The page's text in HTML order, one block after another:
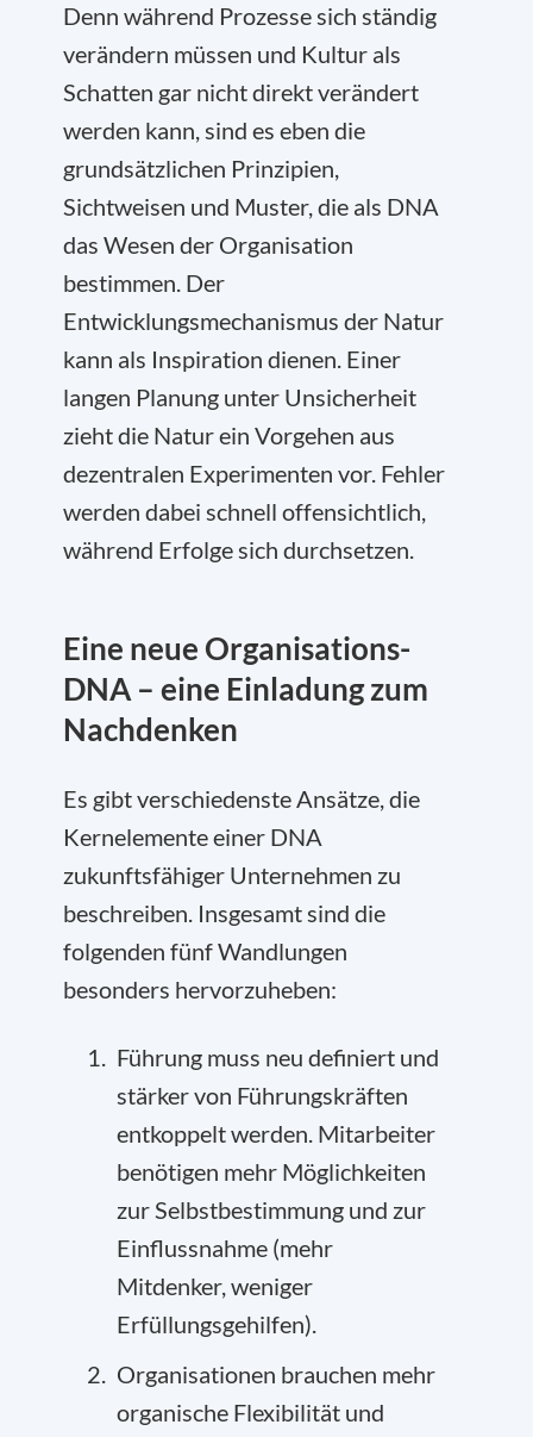
Denn während Prozesse sich ständig
verändern müssen und Kultur als
Schatten gar nicht direkt verändert
werden kann, sind es eben die
grundsätzlichen Prinzipien,
Sichtweisen und Muster, die als DNA
das Wesen der Organisation
bestimmen. Der
Entwicklungsmechanismus der Natur
kann als Inspiration dienen. Einer
langen Planung unter Unsicherheit
zieht die Natur ein Vorgehen aus
dezentralen Experimenten vor. Fehler
werden dabei schnell offensichtlich,
während Erfolge sich durchsetzen.
Eine neue Organisations-
DNA – eine Einladung zum
Nachdenken
Es gibt verschiedenste Ansätze, die
Kernelemente einer DNA
zukunftsfähiger Unternehmen zu
beschreiben. Insgesamt sind die
folgenden fünf Wandlungen
besonders hervorzuheben:
Führung muss neu definiert und
stärker von Führungskräften
entkoppelt werden. Mitarbeiter
benötigen mehr Möglichkeiten
zur Selbstbestimmung und zur
Einflussnahme (mehr
Mitdenker, weniger
Erfüllungsgehilfen).
Organisationen brauchen mehr
organische Flexibilität und